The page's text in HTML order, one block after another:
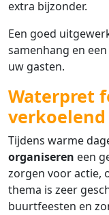
extra bijzonder.
Een goed
samenhang en
uw gasten.
Waterpret
Tijdens warme
organiseren een
zorgen voor actie,
thema is zeer
buurtfeesten en